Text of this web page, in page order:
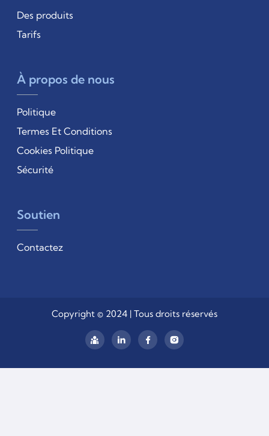
Des produits
Tarifs
À propos de nous
Politique
Termes Et Conditions
Cookies Politique
Sécurité
Soutien
Contactez
Copyright © 2024 | Tous droits réservés